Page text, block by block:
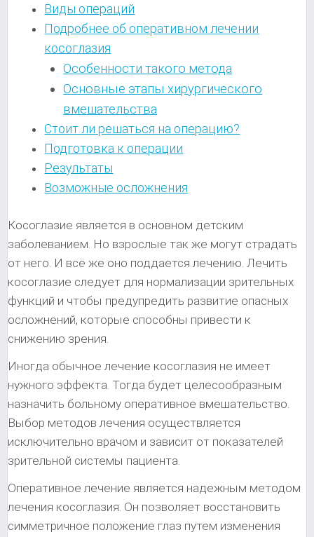
Виды операций
Подробнее об оперативном лечении
косоглазия
Особенности такого метода
Основные этапы хирургического
вмешательства
Стоит ли решаться на операцию?
Подготовка к операции
Результаты
Возможные осложнения
Косоглазие является в основном детским
заболеванием. Но взрослые так же могут страдать
от него. И всё же оно поддается лечению. Лечить
косоглазие следует для нормализации зрительных
функций и чтобы предупредить развитие опасных
осложнений, которые способны привести к
снижению зрения.
Иногда обычное лечение косоглазия не имеет
нужного эффекта. Тогда будет целесообразным
назначить больному оперативное вмешательство.
Выбор методов лечения осуществляется
исключительно врачом и зависит от показателей
зрительной системы пациента.
Оперативное лечение является надежным методом
лечения косоглазия. Он позволяет восстановить
симметричное положение глаз путем изменения